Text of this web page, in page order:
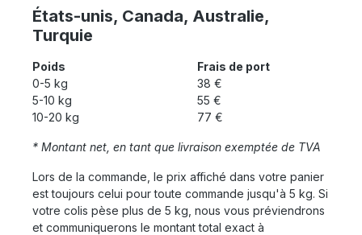
États-unis, Canada, Australie,
Turquie
Poids
Frais de port
0-5 kg
38 €
5-10 kg
55 €
10-20 kg
77 €
* Montant net, en tant que livraison exemptée de TVA
Lors de la commande, le prix affiché dans votre panier
est toujours celui pour toute commande jusqu'à 5 kg. Si
votre colis pèse plus de 5 kg, nous vous préviendrons
et communiquerons le montant total exact à